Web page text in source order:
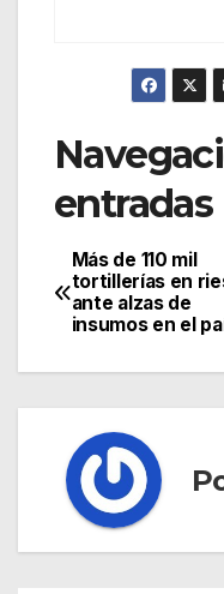
entradas
Más de 110 mil
tortillerías en
ante alzas de
insumos en el